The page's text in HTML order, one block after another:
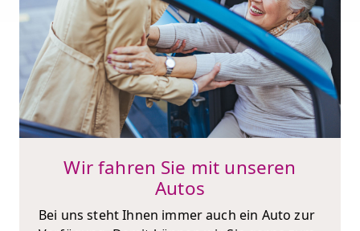
Wir fahren Sie mit unseren
Autos
Bei uns steht Ihnen immer auch ein Auto zur